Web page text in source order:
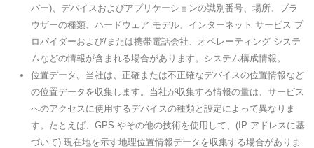
バー)、デバイスおよびアプリケーションの識別番号、場所、ブラ
ウザーの種類、ハードウェア モデル、インターネット サービス プ
ロバイダーおよび/または携帯電話会社、オペレーティング システ
ムなどの情報が含まれる場合があります。システム構成情報。
位置データ。当社は、正確または不正確なデバイスの位置情報など
の位置データを収集します。当社が収集する情報の量は、サービス
へのアクセスに使用するデバイスの種類と設定によって異なりま
す。たとえば、GPS やその他の技術を使用して、(IP アドレスに基
づいて) 現在地を示す地理位置情報データを収集する場合がありま